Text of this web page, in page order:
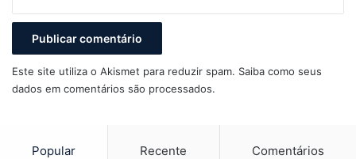
Este site utiliza o Akismet para reduzir spam. Saiba como seus
dados em comentários são processados.
Popular Recente Comentários